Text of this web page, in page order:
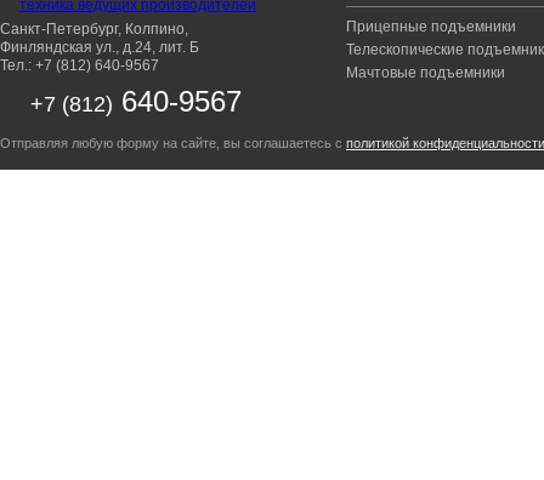
Санкт-Петербург, Колпино,
Финляндская ул., д.24, лит. Б
Тел.: +7 (812) 640-9567
+7 (812) 640-9567
Прицепные подъемники
Телескопические
Мачтовые подъемники
Отправляя любую форму на сайте, вы соглашаетесь с политикой конфиденциальности